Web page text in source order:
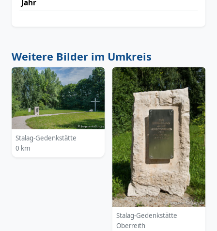
Jahr
Weitere Bilder im Umkreis
Stalag-Gedenkstätte
0 km
Stalag-Gedenkstätte
Oberreith